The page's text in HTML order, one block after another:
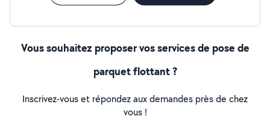
Contactez-nous dès maintenant pour un devis gratuit et
Vous souhaitez proposer vos services de pose de
parquet flottant ?
Inscrivez-vous et répondez aux demandes près de chez
vous !